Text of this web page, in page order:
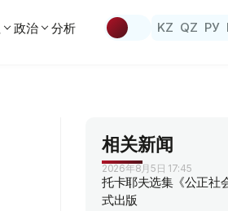
政治 分析 KZ QZ РУ
相关新闻
2026年8月5日 17:45
托卡耶夫选集《公正
式出版